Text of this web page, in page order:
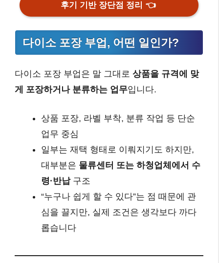
후기 기반 장단점 정리👈
다이소 포장 부업, 어떤 일인가?
다이소 포장 부업은 말 그대로 상품을 규격에 맞
게 포장하거나 분류하는 업무입니다.
상품 포장, 라벨 부착, 분류 작업 등 단순
업무 중심
일부는 재택 형태로 이뤄지기도 하지만,
대부분은 물류센터 또는 하청업체에서 수
령·반납구조
“누구나 쉽게 할 수 있다”는 점 때문에 관
심을 끌지만, 실제 조건은 생각보다 까다
롭습니다